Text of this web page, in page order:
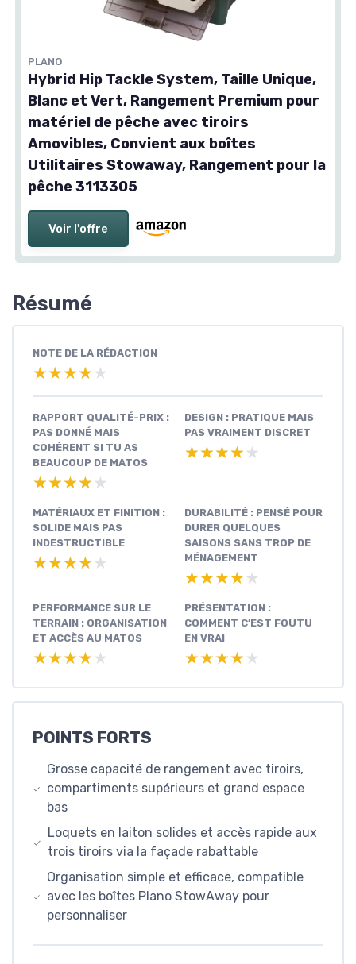
PLANO
Hybrid Hip Tackle System, Taille Unique,
Blanc et Vert, Rangement Premium pour
matériel de pêche avec tiroirs
Amovibles, Convient aux boîtes
Utilitaires Stowaway, Rangement pour la
pêche 3113305
Voir l'offre
Résumé
NOTE DE LA RÉDACTION
★★★★★
★★★★★
RAPPORT QUALITÉ-PRIX :
PAS DONNÉ MAIS
COHÉRENT SI TU AS
BEAUCOUP DE MATOS
★★★★★
★★★★★
DESIGN : PRATIQUE MAIS
PAS VRAIMENT DISCRET
★★★★★
★★★★★
MATÉRIAUX ET FINITION :
SOLIDE MAIS PAS
INDESTRUCTIBLE
★★★★★
★★★★★
DURABILITÉ : PENSÉ POUR
DURER QUELQUES
SAISONS SANS TROP DE
MÉNAGEMENT
★★★★★
★★★★★
PERFORMANCE SUR LE
TERRAIN : ORGANISATION
ET ACCÈS AU MATOS
★★★★★
★★★★★
PRÉSENTATION :
COMMENT C’EST FOUTU
EN VRAI
★★★★★
★★★★★
POINTS FORTS
Grosse capacité de rangement avec tiroirs,
compartiments supérieurs et grand espace
bas
Loquets en laiton solides et accès rapide aux
trois tiroirs via la façade rabattable
Organisation simple et efficace, compatible
avec les boîtes Plano StowAway pour
personnaliser